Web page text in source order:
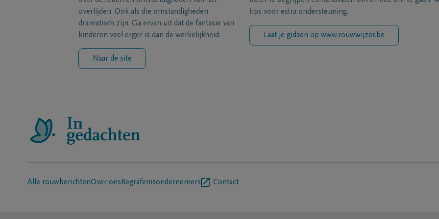
overlijden. Ook als die omstandigheden
dramatisch zijn. Ga ervan uit dat de fantasie van
kinderen veel erger is dan de werkelijkheid.
Naar de site
tips voor extra ondersteuning.
Laat je gidsen op www.rouwwijzer.be
Alle rouwberichtenOver ons Begrafenisondernemers Contact